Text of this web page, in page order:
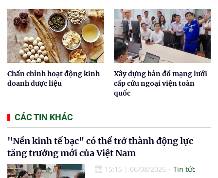
Chấn chỉnh hoạt động kinh
doanh dược liệu
Xây dựng bản đồ mạng lưới
cấp cứu ngoại viện toàn
quốc
CÁC TIN KHÁC
"Nền kinh tế bạc" có thể trở thành động lực
tăng trưởng mới của Việt Nam
15:15 | 06/08/2026
Tin tức